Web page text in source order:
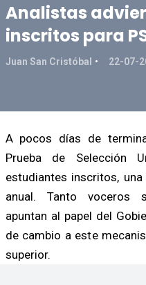
Analistas
inscritos para
Juan San Cristóbal 22-07-
A pocos días de
Prueba de Selección
estudiantes inscritos,
anual. Tanto voceros
apuntan al papel del
de cambio a este
superior.